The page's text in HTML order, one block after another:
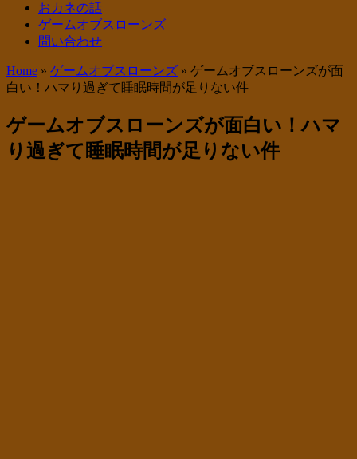
おカネの話
ゲームオブスローンズ
問い合わせ
Home » ゲームオブスローンズ » ゲームオブスローンズが面
白い！ハマり過ぎて睡眠時間が足りない件
ゲームオブスローンズが面白い！ハマ
り過ぎて睡眠時間が足りない件